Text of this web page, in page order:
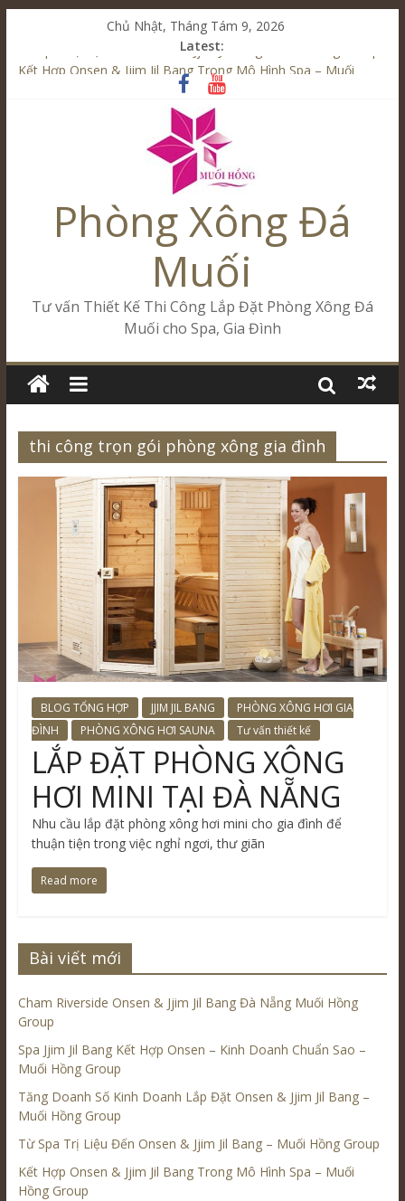
Chủ Nhật, Tháng Tám 9, 2026
Latest:
Từ Spa Trị Liệu Đến Onsen & Jjim Jil Bang – Muối Hồng Group
Kết Hợp Onsen & Jjim Jil Bang Trong Mô Hình Spa – Muối
Cham Riverside Onsen & Jjim Jil Bang Đà Nẵng Muối Hồng
Spa Jjim Jil Bang Kết Hợp Onsen – Kinh Doanh Chuẩn Sao –
Tăng Doanh Số Kinh Doanh Lắp Đặt Onsen & Jjim Jil Bang –
Muối Hồng Group
Phòng Xông Đá
Muối
Tư vấn Thiết Kế Thi Công Lắp Đặt Phòng Xông Đá
Muối cho Spa, Gia Đình
thi công trọn gói phòng xông gia đình
BLOG TỔNG HỢP JJIM JIL BANG
PHÒNG XÔNG HƠI GIA
ĐÌNH
PHÒNG XÔNG HƠI SAUNA Tư vấn thiết kế
LẮP ĐẶT PHÒNG XÔNG
HƠI MINI TẠI ĐÀ NẴNG
Nhu cầu lắp đặt phòng xông hơi mini cho gia đình để
thuận tiện trong việc nghỉ ngơi, thư giãn
Read more
Bài viết mới
Cham Riverside Onsen & Jjim Jil Bang Đà Nẵng Muối Hồng
Group
Spa Jjim Jil Bang Kết Hợp Onsen – Kinh Doanh Chuẩn Sao –
Muối Hồng Group
Tăng Doanh Số Kinh Doanh Lắp Đặt Onsen & Jjim Jil Bang –
Muối Hồng Group
Từ Spa Trị Liệu Đến Onsen & Jjim Jil Bang – Muối Hồng Group
Kết Hợp Onsen & Jjim Jil Bang Trong Mô Hình Spa – Muối
Hồng Group